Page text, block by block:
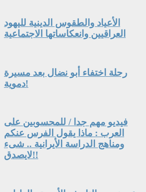
الأعياد والطقوس الدينية لليهود
العراقيين وانعكاساتها الاجتماعية
رحلة اختفاء أبو نضال بعد مسيرة
دموية!
فيديو مهم جدا / للمحسوبين على
العرب : ماذا يقول الفرس عنكم
ومناهج الدراسة الأيرانية .. شىء
لايصدق!!